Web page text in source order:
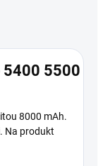
5400 5500
8000 mAh.
Na produkt